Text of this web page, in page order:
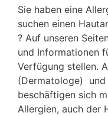
Sie haben eine
suchen einen
? Auf unseren
und Informationen
Verfügung stellen.
(Dermatologe)
beschäftigen sich
Allergien, auch der